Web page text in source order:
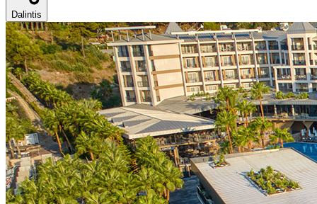
Dalintis